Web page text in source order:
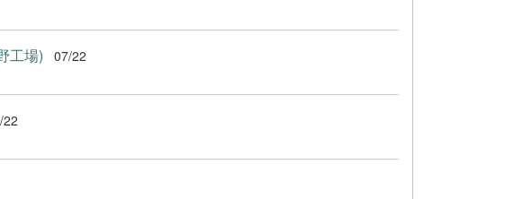
工場) 07/22
22